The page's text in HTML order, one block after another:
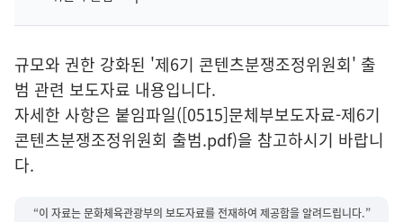
규모와 권한 강화된 '제6기 콘텐츠분쟁조정위원회' 출
범 관련 보도자료 내용입니다.
자세한 사항은 붙임파일([0515]문체부보도자료-제6기
콘텐츠분쟁조정위원회 출범.pdf)을 참고하시기 바랍니
다.
“이 자료는 문화체육관광부의 보도자료를 전재하여 제공함을 알려드립니다.”